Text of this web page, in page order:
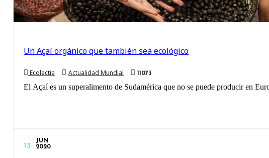
Un Açaí orgánico que también sea ecológico
Ecolectia Actualidad Mundial 11073
El Açaí es un superalimento de Sudamérica que no se puede producir en
13
JUN
2020